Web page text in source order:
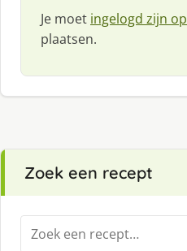
Je moet ingelogd zijn op
plaatsen.
Zoek een recept
Zoeken
naar: